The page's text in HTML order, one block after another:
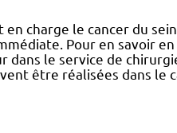
charge le cancer du sein
Pour en savoir
dans le service de
être réalisées dans le